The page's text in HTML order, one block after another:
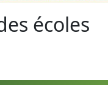
écoles